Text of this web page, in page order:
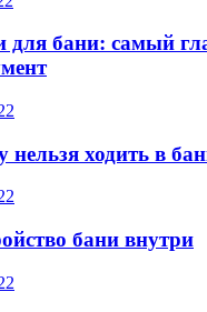
для бани: самый
нельзя ходить в
бани внутри